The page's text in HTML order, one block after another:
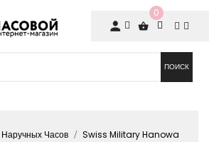
0
ПОИСК
Часов
Swiss Military Hanowa